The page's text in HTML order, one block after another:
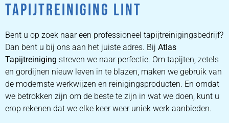
ZETEL
REINIGEN
ZETEL REINIGEN DOOR
PROFESSIONALS
TAPIJTREINIGING LINT
Bent u op zoek naar een professioneel tapijtreinigingsbedrijf?
Dan bent u bij ons aan het juiste adres. Bij Atlas
Tapijtreiniging streven we naar perfectie. Om tapijten, zetels
en gordijnen nieuw leven in te blazen, maken we gebruik van
de modernste werkwijzen en reinigingsproducten. En omdat
we betrokken zijn om de beste te zijn in wat we doen, kunt u
erop rekenen dat we elke keer weer uniek werk aanbieden.